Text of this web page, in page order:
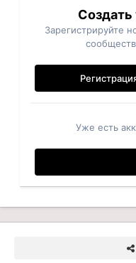
Создать
Зарегистрируйте
Уже есть